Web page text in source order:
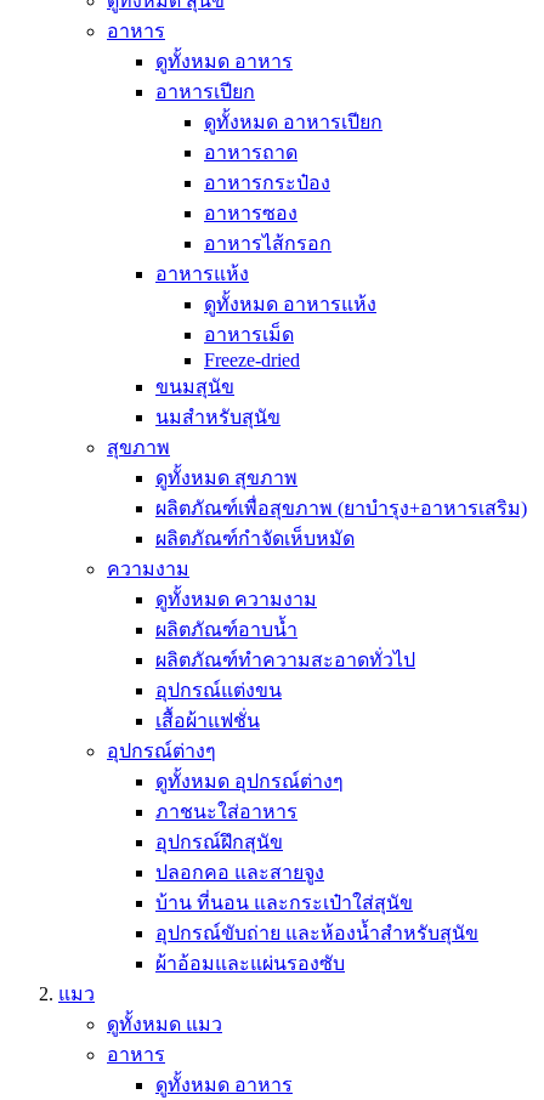
อาหาร
ดูทั้งหมด อาหาร
อาหารเปียก
ดูทั้งหมด อาหารเปียก
อาหารถาด
อาหารกระป๋อง
อาหารซอง
อาหารไส้กรอก
อาหารแห้ง
ดูทั้งหมด อาหารแห้ง
อาหารเม็ด
Freeze-dried
ขนมสุนัข
นมสำหรับสุนัข
สุขภาพ
ดูทั้งหมด สุขภาพ
ผลิตภัณฑ์เพื่อสุขภาพ (ยาบำรุง+อาหารเสริม)
ผลิตภัณฑ์กำจัดเห็บหมัด
ความงาม
ดูทั้งหมด ความงาม
ผลิตภัณฑ์อาบน้ำ
ผลิตภัณฑ์ทำความสะอาดทั่วไป
อุปกรณ์แต่งขน
เสื้อผ้าแฟชั่น
อุปกรณ์ต่างๆ
ดูทั้งหมด อุปกรณ์ต่างๆ
ภาชนะใส่อาหาร
อุปกรณ์ฝึกสุนัข
ปลอกคอ และสายจูง
บ้าน ที่นอน และกระเป๋าใส่สุนัข
อุปกรณ์ขับถ่าย และห้องน้ำสำหรับสุนัข
ผ้าอ้อมและแผ่นรองซับ
แมว
ดูทั้งหมด แมว
อาหาร
ดูทั้งหมด อาหาร